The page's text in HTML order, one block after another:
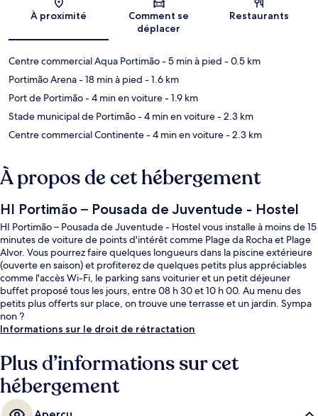
Carte
À proximité
Comment se
déplacer
Restaurants
Centre commercial Aqua Portimão- 5 min à pied - 0.5 km
Portimão Arena- 18 min à pied - 1.6 km
Port de Portimão- 4 min en voiture- 1.9 km
Stade municipal de Portimão- 4 min en voiture- 2.3 km
Centre commercial Continente- 4 min en voiture- 2.3 km
À propos de cet hébergement
HI Portimão – Pousada de Juventude - Hostel
HI Portimão – Pousada de Juventude - Hostel vous installe à moins de 15
minutes de voiture de points d'intérêt comme Plage da Rocha et Plage
Alvor. Vous pourrez faire quelques longueurs dans la piscine extérieure
(ouverte en saison) et profiterez de quelques petits plus appréciables
comme l'accès Wi-Fi, le parking sans voiturier et un petit déjeuner
buffet proposé tous les jours, entre 08 h 30 et 10 h 00. Au menu des
petits plus offerts sur place, on trouve une terrasse et un jardin. Sympa
non ?
Informations sur le droit de rétractation
Plus d’informations sur cet
hébergement